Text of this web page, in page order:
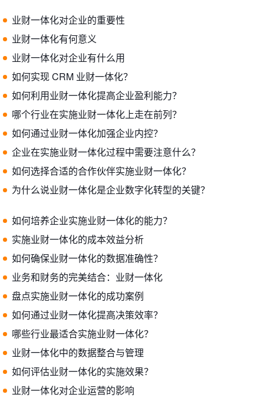
业财一体化对企业的重要性
业财一体化有何意义
业财一体化对企业有什么用
如何实现 CRM 业财一体化？
如何利用业财一体化提高企业盈利能力？
哪个行业在实施业财一体化上走在前列？
如何通过业财一体化加强企业内控？
企业在实施业财一体化过程中需要注意什么？
如何选择合适的合作伙伴实施业财一体化？
为什么说业财一体化是企业数字化转型的关键？
如何培养企业实施业财一体化的能力？
实施业财一体化的成本效益分析
如何确保业财一体化的数据准确性？
业务和财务的完美结合：业财一体化
盘点实施业财一体化的成功案例
如何通过业财一体化提高决策效率？
哪些行业最适合实施业财一体化？
业财一体化中的数据整合与管理
如何评估业财一体化的实施效果？
业财一体化对企业运营的影响